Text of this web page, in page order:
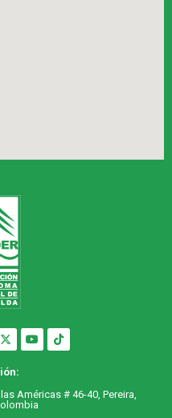
Américas # 46-40, Pereira,